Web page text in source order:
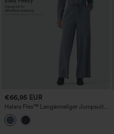
€66,95 EUR
Halara Flex™ Langärmeliger Jumpsuit
aus gewaschenem Denim mit
Kordelzug, weitem Bein und Taschen -
Easy Peezy Edition